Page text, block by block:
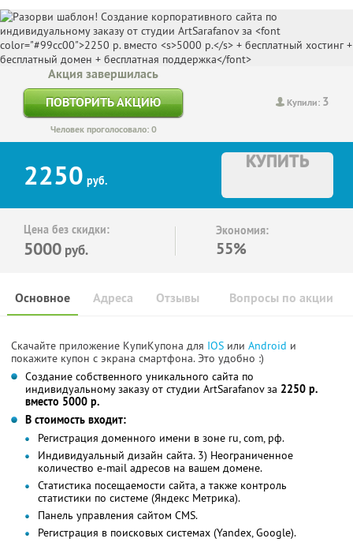
Купили: 3
Акция завершилась
ПОВТОРИТЬ АКЦИЮ
Человек проголосовало: 0
2250 руб.
КУПИТЬ
Цена без скидки:
5000 руб.
Экономия:
55%
Основное Отзывы Вопросы по акции
Адреса
Скачайте приложение КупиКупона для IOS или Android и
покажите купон с экрана смартфона. Это удобно :)
Создание собственного уникального сайта по
индивидуальному заказу от студии ArtSarafanov за 2250 р.
вместо 5000 р.
В стоимость входит:
Регистрация доменного имени в зоне ru, com, рф.
Индивидуальный дизайн сайта. 3) Неограниченное
количество е-mail адресов на вашем домене.
Статистика посещаемости сайта, а также контроль
статистики по системе (Яндекс Метрика).
Панель управления сайтом CMS.
Регистрация в поисковых системах (Yandex, Google).